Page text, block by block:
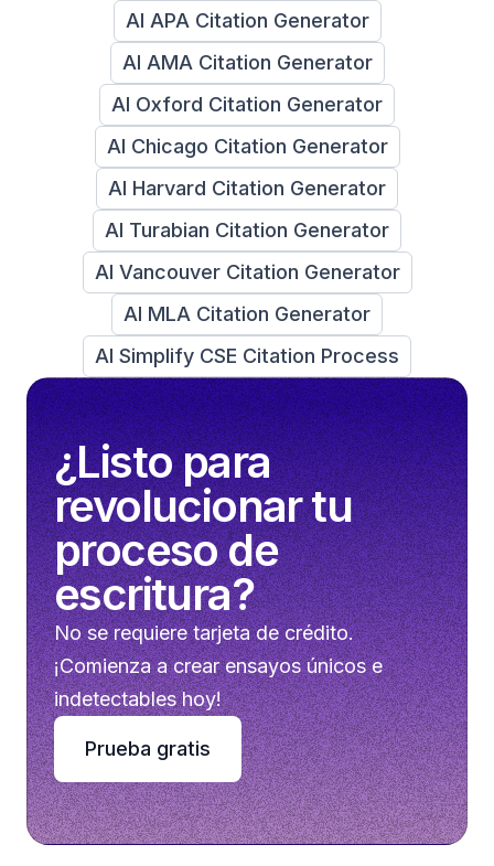
AI APA Citation Generator
AI AMA Citation Generator
AI Oxford Citation Generator
AI Chicago Citation Generator
AI Harvard Citation Generator
AI Turabian Citation Generator
AI Vancouver Citation Generator
AI MLA Citation Generator
AI Simplify CSE Citation Process
¿Listo para
revolucionar tu
proceso de
escritura?
No se requiere tarjeta de crédito.
¡Comienza a crear ensayos únicos e
indetectables hoy!
Prueba gratis